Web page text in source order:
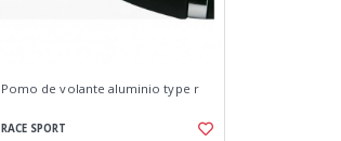
Pomo de volante aluminio type r
RACE SPORT